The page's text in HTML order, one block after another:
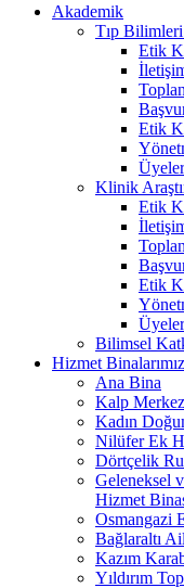
Akademik
Tıp
Etik
Etik
Üyeler
Klinik
Etik
Etik
Üyeler
Bilimsel
Hizmet Binalarımız
Ana Bina
Kalp
Kadın
Nilüfer Ek
Dörtçelik
Geleneksel
Hizmet
Osmangazi
Bağlaraltı
Kazım
Yıldırım